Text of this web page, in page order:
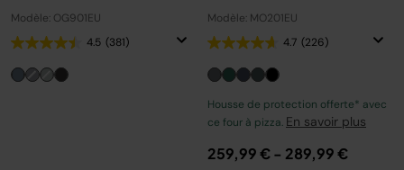
Modèle: OG901EU
4.5 (381)
Modèle: MO201EU
4.7 (226)
Housse de protection offerte* avec
ce four à pizza. En savoir plus
259,99 €- 289,99 €